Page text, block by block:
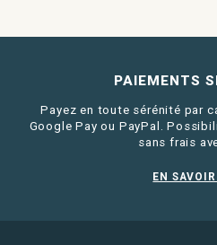
PAIEMENTS
Payez en toute sérénité par
Google Pay ou PayPal.
sans frais
EN